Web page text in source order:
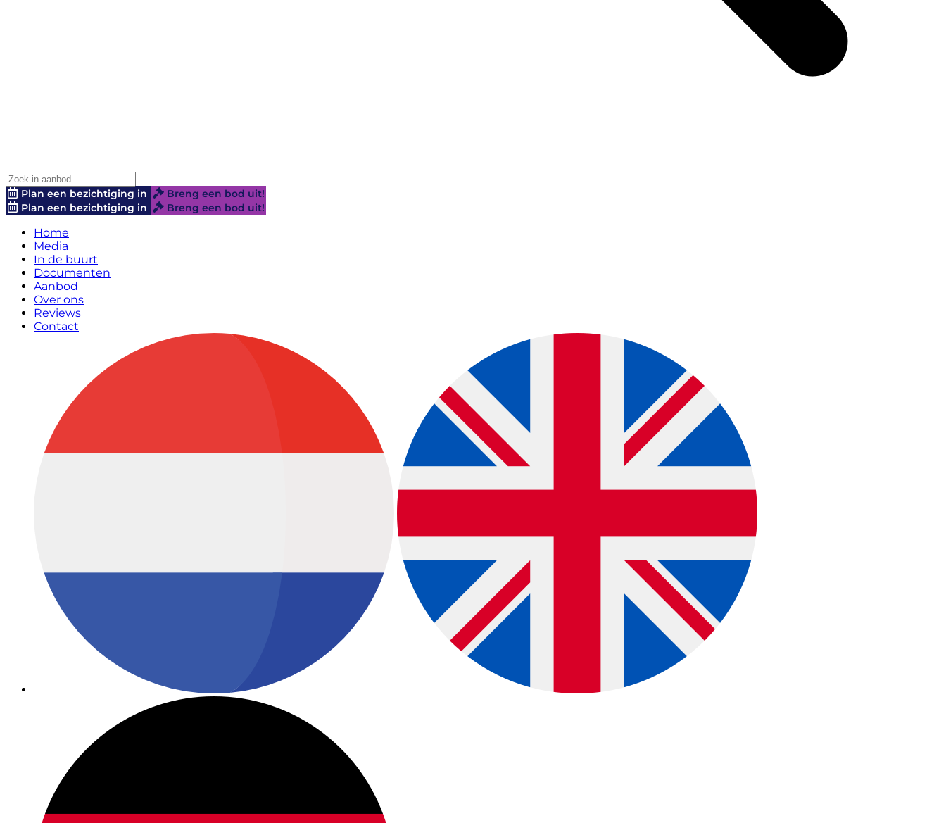
Plan een bezichtiging in
Breng een bod uit!
Plan een bezichtiging in
Breng een bod uit!
Home
Media
In de buurt
Documenten
Aanbod
Over ons
Reviews
Contact